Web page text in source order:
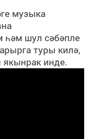
музыка
һәм шул сәбәпле
туры килә,
инде.